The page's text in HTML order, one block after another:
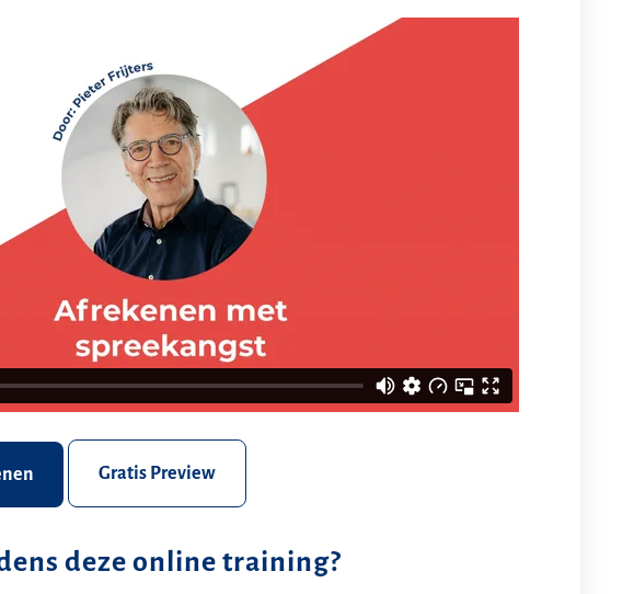
Gratis Preview
deze online training?